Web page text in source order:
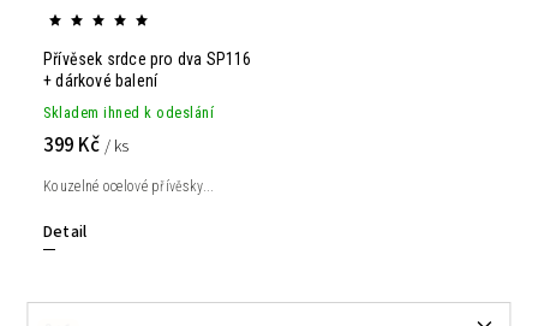
Přívěsek srdce pro dva SP116
+ dárkové balení
Skladem ihned k odeslání
399 Kč / ks
Detail
Kouzelné ocelové přívěsky...